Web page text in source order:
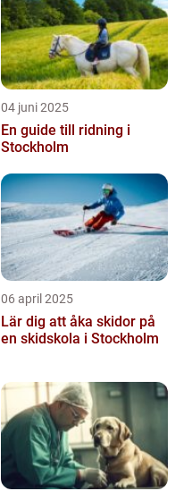
04 juni 2025
En guide till ridning i
Stockholm
06 april 2025
Lär dig att åka skidor på
en skidskola i Stockholm